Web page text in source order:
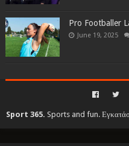
Pro Footballer
June 19, 2025
Sport 365. Sports and fun.